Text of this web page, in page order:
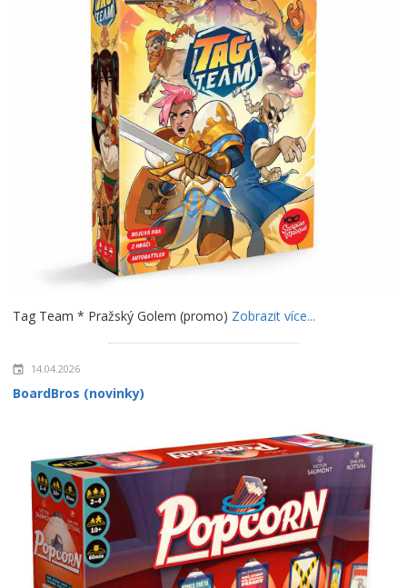
Tag Team * Pražský Golem (promo) Zobrazit více...
14.04.2026
BoardBros (novinky)